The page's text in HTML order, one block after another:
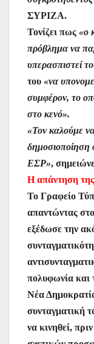
ΣΥΡΙΖΑ.
Τονίζει πως «ο
πρόβλημα να
υπερασπιστεί
του «να
συμφέρον, το
στο κενό».
«Τον καλούμε
δημοσιοποίηση
ΕΣΡ»,
H απάντηση
Το Γραφείο
απαντώντας
εξέδωσε την
πολυφωνία και
Νέα
συνταγματική
να κινηθεί,